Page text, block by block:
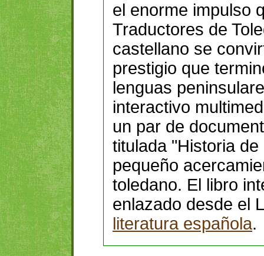
el enorme impulso
Traductores de
castellano se
prestigio que
lenguas
interactivo
un par de
titulada "Historia
pequeño
toledano. El libro
enlazado desde el
literatura española.